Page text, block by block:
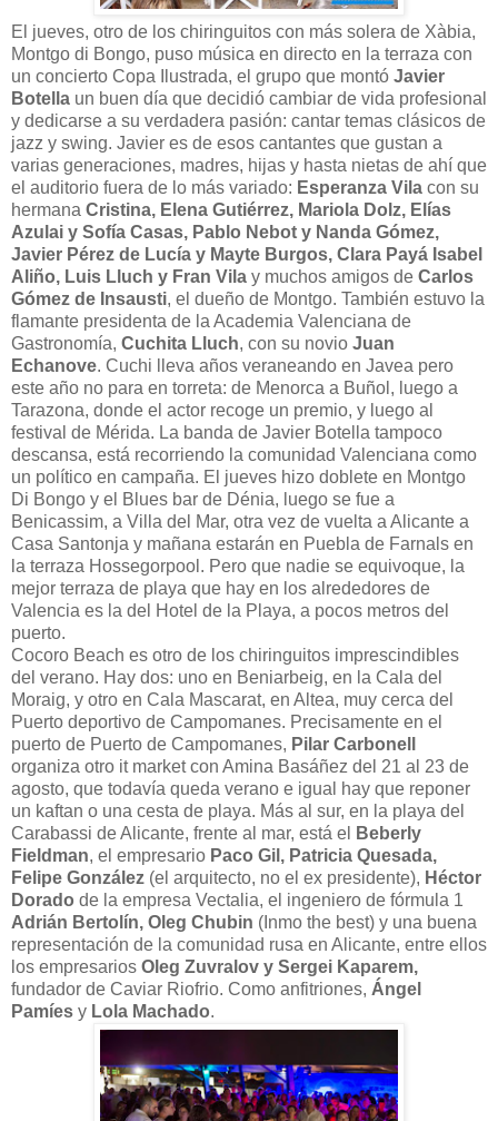
El jueves, otro de los chiringuitos con más solera de Xàbia,
Montgo di Bongo, puso música en directo en la terraza con
un concierto Copa Ilustrada, el grupo que montó Javier
Botella un buen día que decidió cambiar de vida profesional
y dedicarse a su verdadera pasión: cantar temas clásicos de
jazz y swing. Javier es de esos cantantes que gustan a
varias generaciones, madres, hijas y hasta nietas de ahí que
el auditorio fuera de lo más variado: Esperanza Vila con su
hermana Cristina, Elena Gutiérrez, Mariola Dolz, Elías
Azulai y Sofía Casas, Pablo Nebot y Nanda Gómez,
Javier Pérez de Lucía y Mayte Burgos, Clara Payá Isabel
Aliño, Luis Lluch y Fran Vila y muchos amigos de Carlos
Gómez de Insausti, el dueño de Montgo. También estuvo la
flamante presidenta de la Academia Valenciana de
Gastronomía, Cuchita Lluch, con su novio Juan
Echanove. Cuchi lleva años veraneando en Javea pero
este año no para en torreta: de Menorca a Buñol, luego a
Tarazona, donde el actor recoge un premio, y luego al
festival de Mérida. La banda de Javier Botella tampoco
descansa, está recorriendo la comunidad Valenciana como
un político en campaña. El jueves hizo doblete en Montgo
Di Bongo y el Blues bar de Dénia, luego se fue a
Benicassim, a Villa del Mar, otra vez de vuelta a Alicante a
Casa Santonja y mañana estarán en Puebla de Farnals en
la terraza Hossegorpool. Pero que nadie se equivoque, la
mejor terraza de playa que hay en los alrededores de
Valencia es la del Hotel de la Playa, a pocos metros del
puerto.
Cocoro Beach es otro de los chiringuitos imprescindibles
del verano. Hay dos: uno en Beniarbeig, en la Cala del
Moraig, y otro en Cala Mascarat, en Altea, muy cerca del
Puerto deportivo de Campomanes. Precisamente en el
puerto de Puerto de Campomanes, Pilar Carbonell
organiza otro it market con Amina Basáñez del 21 al 23 de
agosto, que todavía queda verano e igual hay que reponer
un kaftan o una cesta de playa. Más al sur, en la playa del
Carabassi de Alicante, frente al mar, está el
Beberly
Fieldman, el empresario Paco Gil, Patricia Quesada,
Felipe González (el arquitecto, no el ex presidente), Héctor
Dorado de la empresa Vectalia, el ingeniero de fórmula 1
Adrián Bertolín, Oleg Chubin (Inmo the best) y una buena
representación de la comunidad rusa en Alicante, entre ellos
los empresarios Oleg Zuvralov y Sergei Kaparem,
fundador de Caviar Riofrio. Como anfitriones, Ángel
Pamíes y Lola Machado.